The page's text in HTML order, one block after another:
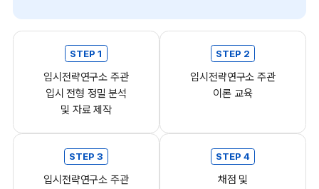
STEP 1
입시전략연구소 주관
입시 전형 정밀 분석
및 자료 제작
STEP 2
입시전략연구소 주관
이론 교육
STEP 3
입시전략연구소 주관
STEP 4
채점 및